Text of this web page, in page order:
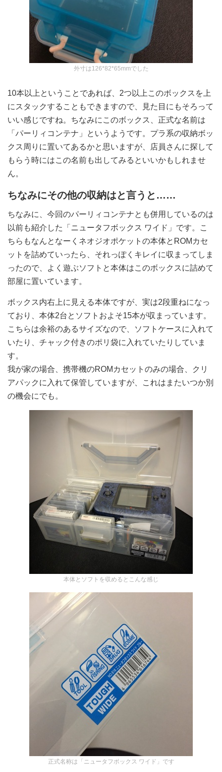
外寸は126*82*65mmでした
10本以上ということであれば、2つ以上このボックスを上
にスタックすることもできますので、見た目にもそろって
いい感じですね。ちなみにこのボックス、正式な名前は
「パーリィコンテナ」というようです。プラ系の収納ボッ
クス周りに置いてあるかと思いますが、店員さんに探して
もらう時にはこの名前も出してみるといいかもしれませ
ん。
ちなみにその他の収納はと言うと……
ちなみに、今回のパーリィコンテナとも併用しているのは
以前も紹介した「ニュータフボックス ワイド」です。こ
ちらもなんとなーくネオジオポケットの本体とROMカセ
ットを詰めていったら、それっぽくキレイに収まってしま
ったので、よく遊ぶソフトと本体はこのボックスに詰めて
部屋に置いています。
ボックス内右上に見える本体ですが、実は2段重ねになっ
ており、本体2台とソフトおよそ15本が収まっています。
こちらは余裕のあるサイズなので、ソフトケースに入れて
いたり、チャック付きのポリ袋に入れていたりしていま
す。
我が家の場合、携帯機のROMカセットのみの場合、クリ
アパックに入れて保管していますが、これはまたいつか別
の機会にでも。
本体とソフトを収めるとこんな感じ
正式名称は「ニュータフボックス ワイド」です